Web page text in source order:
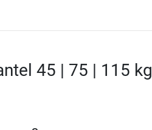
45 | 75 | 115 kg